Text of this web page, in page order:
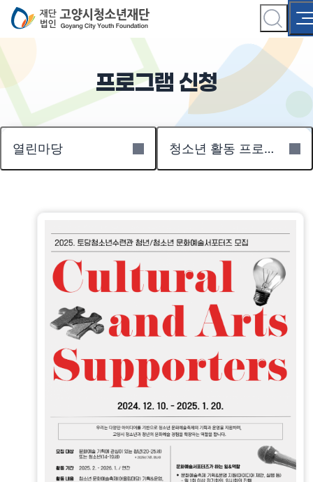
프로그램 신청
열린마당 청소년 활동 프로그램